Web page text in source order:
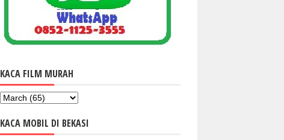
KACA FILM MURAH
KACA MOBIL DI BEKASI